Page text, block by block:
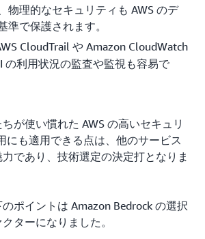
物理的なセキュリティも AWS のデ
準で保護されます。
CloudTrail や Amazon CloudWatch
の利用状況の監査や監視も容易で
が使い慣れた AWS の高いセキュリ
にも適用できる点は、他のサービス
であり、技術選定の決定打となりま
ポイントは Amazon Bedrock の選択
ターになりました。